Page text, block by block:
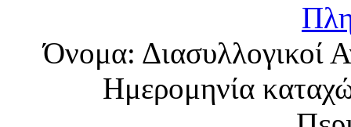
Όνομα: Διασυλλογικοί
Ημερομηνία